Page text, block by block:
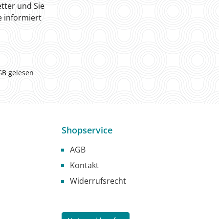
und Sie
informiert
gelesen
Shopservice
AGB
Kontakt
Widerrufsrecht